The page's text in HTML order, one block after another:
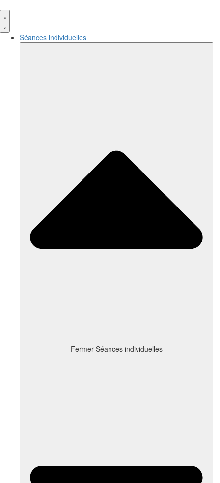
au
Séances individuelles
Fermer Séances individuelles